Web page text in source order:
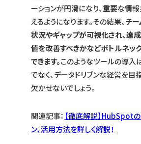
ーションが円滑になり、重要な情
えるようになります。その結果、チ
状況やギャップが可視化され、達
値を改善すべきかなどボトルネッ
できます。このようなツールの導入
でなく、データドリブンな経営を目
欠かせないでしょう。
関連記事： 【徹底解説】HubSpot
ン、活用方法を詳しく解説！